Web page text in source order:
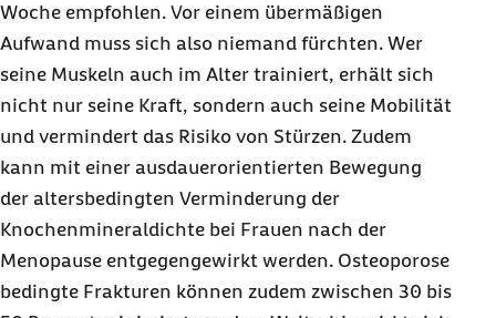
Woche empfohlen. Vor einem übermäßigen
Aufwand muss sich also niemand fürchten. Wer
seine Muskeln auch im Alter trainiert, erhält sich
nicht nur seine Kraft, sondern auch seine Mobilität
und vermindert das Risiko von Stürzen. Zudem
kann mit einer ausdauerorientierten Bewegung
der altersbedingten Verminderung der
Knochenmineraldichte bei Frauen nach der
Menopause entgegengewirkt werden. Osteoporose
bedingte Frakturen können zudem zwischen 30 bis